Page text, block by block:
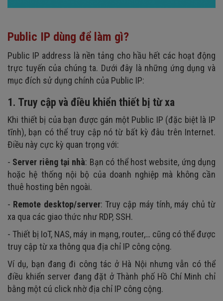
Public IP dùng để làm gì?
Public IP address là nền tảng cho hầu hết các hoạt động
trực tuyến của chúng ta. Dưới đây là những ứng dụng và
mục đích sử dụng chính của Public IP:
1. Truy cập và điều khiển thiết bị từ xa
Khi thiết bị của bạn được gán một Public IP (đặc biệt là IP
tĩnh), bạn có thể truy cập nó từ bất kỳ đâu trên Internet.
Điều này cực kỳ quan trọng với:
- Server riêng tại nhà: Bạn có thể host website, ứng dụng
hoặc hệ thống nội bộ của doanh nghiệp mà không cần
thuê hosting bên ngoài.
- Remote desktop/server: Truy cập máy tính, máy chủ từ
xa qua các giao thức như RDP, SSH.
- Thiết bị IoT, NAS, máy in mạng, router,… cũng có thể được
truy cập từ xa thông qua địa chỉ IP công cộng.
Ví dụ, bạn đang đi công tác ở Hà Nội nhưng vẫn có thể
điều khiển server đang đặt ở Thành phố Hồ Chí Minh chỉ
bằng một cú click nhờ địa chỉ IP công cộng.